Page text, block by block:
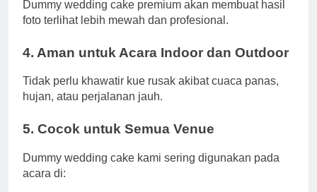
Dummy wedding cake premium akan membuat hasil
foto terlihat lebih mewah dan profesional.
4. Aman untuk Acara Indoor dan Outdoor
Tidak perlu khawatir kue rusak akibat cuaca panas,
hujan, atau perjalanan jauh.
5. Cocok untuk Semua Venue
Dummy wedding cake kami sering digunakan pada
acara di: